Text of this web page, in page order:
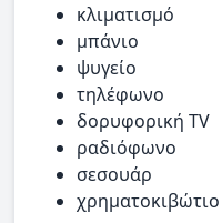
κλιματισμό
μπάνιο
ψυγείο
τηλέφωνο
δορυφορική TV
ραδιόφωνο
σεσουάρ
χρηματοκιβώτιο